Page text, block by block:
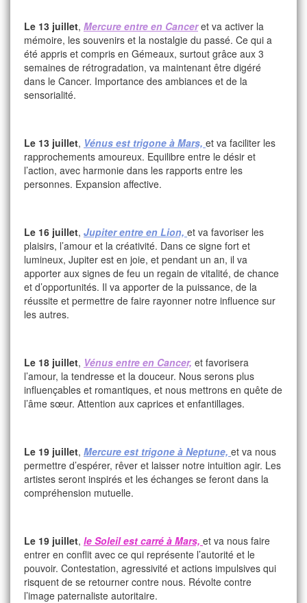
Le 13 juillet, Mercure entre en Canceret va activer la
mémoire, les souvenirs et la nostalgie du passé. Ce qui a
été appris et compris en Gémeaux, surtout grâce aux 3
semaines de rétrogradation, va maintenant être digéré
dans le Cancer. Importance des ambiances et de la
sensorialité.
Le 13 juillet, Vénus est trigone à Mars, et va faciliter les
rapprochements amoureux. Equilibre entre le désir et
l’action, avec harmonie dans les rapports entre les
personnes. Expansion affective.
Le 16 juillet, Jupiter entre en Lion, et va favoriser les
plaisirs, l’amour et la créativité. Dans ce signe fort et
lumineux, Jupiter est en joie, et pendant un an, il va
apporter aux signes de feu un regain de vitalité, de chance
et d’opportunités. Il va apporter de la puissance, de la
réussite et permettre de faire rayonner notre influence sur
les autres.
Le 18 juillet, Vénus entre en Cancer, et favorisera
l’amour, la tendresse et la douceur. Nous serons plus
influençables et romantiques, et nous mettrons en quête de
l’âme sœur. Attention aux caprices et enfantillages.
Le 19 juillet, Mercure est trigone à Neptune, et va nous
permettre d’espérer, rêver et laisser notre intuition agir. Les
artistes seront inspirés et les échanges se feront dans la
compréhension mutuelle.
Le 19 juillet, le Soleil est carré à Mars, et va nous faire
entrer en conflit avec ce qui représente l’autorité et le
pouvoir. Contestation, agressivité et actions impulsives qui
risquent de se retourner contre nous. Révolte contre
l’image paternaliste autoritaire.